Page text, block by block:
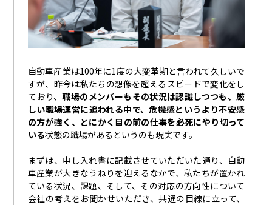
自動車産業は100年に1度の大変革期と言われて久しいで
すが、昨今は私たちの想像を超えるスピードで変化をし
ており、職場のメンバーもその状況は認識しつつも、厳
しい職場運営に追われる中で、危機感というより不安感
の方が強く、とにかく目の前の仕事を必死にやり切って
いる状態の職場があるというのも現実です。
まずは、申し入れ書に記載させていただいた通り、自動
車産業が大きなうねりを迎えるなかで、私たちが置かれ
ている状況、課題、そして、その対応の方向性について
会社の考えをお聞かせいただき、共通の目線に立って、